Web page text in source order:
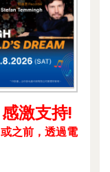
激支持!
之前，透過電